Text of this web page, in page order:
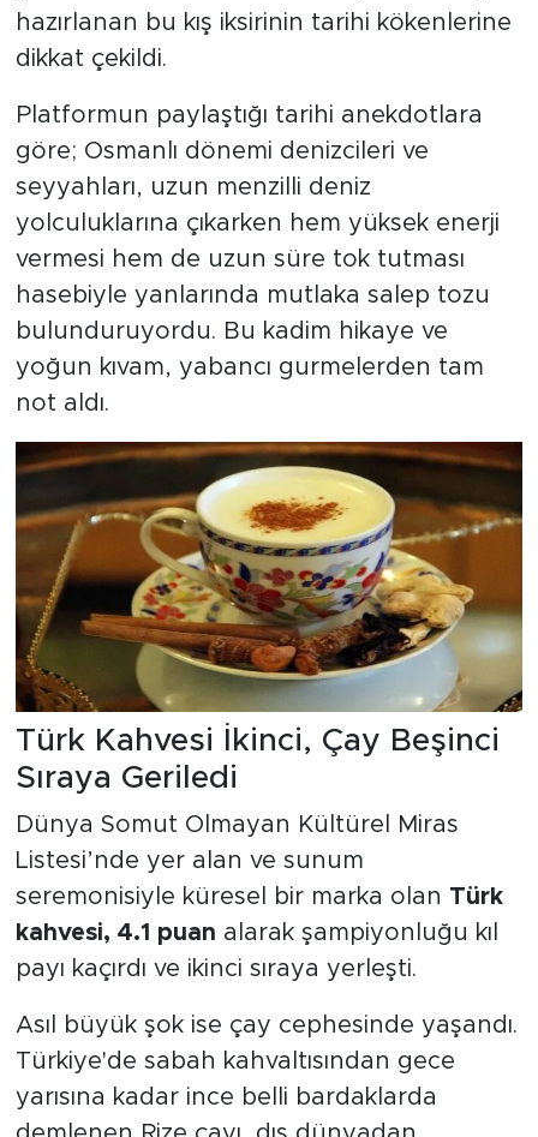
hazırlanan bu kış iksirinin tarihi kökenlerine
dikkat çekildi.
Platformun paylaştığı tarihi anekdotlara
göre; Osmanlı dönemi denizcileri ve
seyyahları, uzun menzilli deniz
yolculuklarına çıkarken hem yüksek enerji
vermesi hem de uzun süre tok tutması
hasebiyle yanlarında mutlaka salep tozu
bulunduruyordu. Bu kadim hikaye ve
yoğun kıvam, yabancı gurmelerden tam
not aldı.
Türk Kahvesi İkinci, Çay Beşinci
Sıraya Geriledi
Dünya Somut Olmayan Kültürel Miras
Listesi’nde yer alan ve sunum
seremonisiyle küresel bir marka olan Türk
kahvesi, 4.1 puan alarak şampiyonluğu kıl
payı kaçırdı ve ikinci sıraya yerleşti.
Asıl büyük şok ise çay cephesinde yaşandı.
Türkiye'de sabah kahvaltısından gece
yarısına kadar ince belli bardaklarda